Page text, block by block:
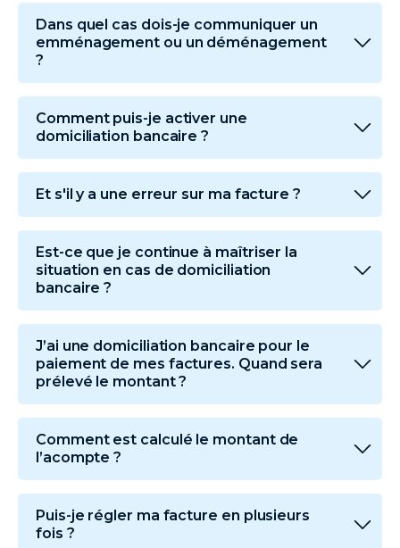
Dans quel cas dois-je communiquer un
emménagement ou un déménagement
?
Comment puis-je activer une
domiciliation bancaire ?
Et s'il y a une erreur sur ma facture ?
Est-ce que je continue à maîtriser la
situation en cas de domiciliation
bancaire ?
J’ai une domiciliation bancaire pour le
paiement de mes factures. Quand sera
prélevé le montant ?
Comment est calculé le montant de
l’acompte ?
Puis-je régler ma facture en plusieurs
fois ?